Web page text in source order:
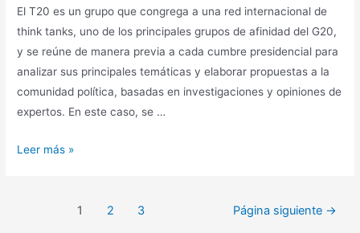
El T20 es un grupo que congrega a una red internacional de
think tanks, uno de los principales grupos de afinidad del G20,
y se reúne de manera previa a cada cumbre presidencial para
analizar sus principales temáticas y elaborar propuestas a la
comunidad política, basadas en investigaciones y opiniones de
expertos. En este caso, se …
Leer más »
1 2 3 Página siguiente →